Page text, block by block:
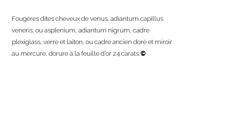
Fougères dites cheveux de venus, adiantum capillus
veneris, ou asplenium, adiantum nigrum, cadre
plexiglass, verre et laiton, ou cadre ancien doré et miroir
au mercure, dorure à la feuille d’or 24 carats.©